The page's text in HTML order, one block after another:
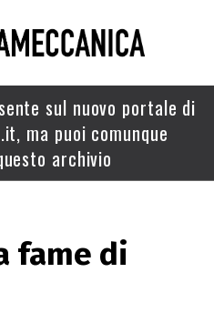
sul nuovo portale di
ma puoi comunque
archivio
fame di